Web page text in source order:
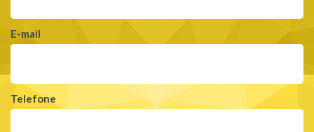
E-mail
Telefone